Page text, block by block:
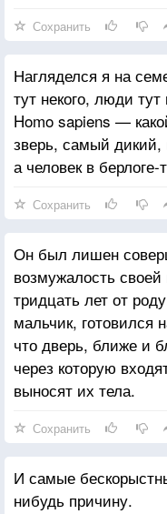
Сохранить
Нагляделся я на
тут некого, люди
Homo sapiens —
зверь, самый дикий,
а человек в
Сохранить
Он был лишен
возмужалость
тридцать лет от
мальчик, готовился
что дверь, ближе и
через которую
выносят их тела.
Сохранить
И самые
нибудь причину.